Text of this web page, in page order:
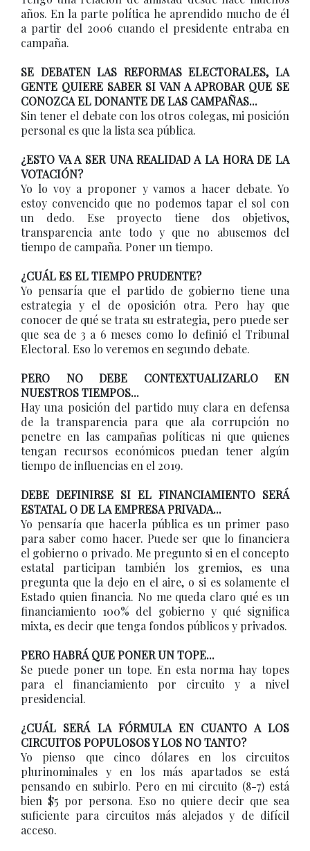
años. En la parte política he aprendido mucho de él
a partir del 2006 cuando el presidente entraba en
campaña.
SE DEBATEN LAS REFORMAS ELECTORALES, LA
GENTE QUIERE SABER SI VAN A APROBAR QUE SE
CONOZCA EL DONANTE DE LAS CAMPAÑAS...
Sin tener el debate con los otros colegas, mi posición
personal es que la lista sea pública.
¿ESTO VA A SER UNA REALIDAD A LA HORA DE LA
VOTACIÓN?
Yo lo voy a proponer y vamos a hacer debate. Yo
estoy convencido que no podemos tapar el sol con
un dedo. Ese proyecto tiene dos objetivos,
transparencia ante todo y que no abusemos del
tiempo de campaña. Poner un tiempo.
¿CUÁL ES EL TIEMPO PRUDENTE?
Yo pensaría que el partido de gobierno tiene una
estrategia y el de oposición otra. Pero hay que
conocer de qué se trata su estrategia, pero puede ser
que sea de 3 a 6 meses como lo definió el Tribunal
Electoral. Eso lo veremos en segundo debate.
PERO NO DEBE CONTEXTUALIZARLO EN
NUESTROS TIEMPOS...
Hay una posición del partido muy clara en defensa
de la transparencia para que ala corrupción no
penetre en las campañas políticas ni que quienes
tengan recursos económicos puedan tener algún
tiempo de influencias en el 2019.
DEBE DEFINIRSE SI EL FINANCIAMIENTO SERÁ
ESTATAL O DE LA EMPRESA PRIVADA...
Yo pensaría que hacerla pública es un primer paso
para saber como hacer. Puede ser que lo financiera
el gobierno o privado. Me pregunto si en el concepto
estatal participan también los gremios, es una
pregunta que la dejo en el aire, o si es solamente el
Estado quien financia. No me queda claro qué es un
financiamiento 100% del gobierno y qué significa
mixta, es decir que tenga fondos públicos y privados.
PERO HABRÁ QUE PONER UN TOPE...
Se puede poner un tope. En esta norma hay topes
para el financiamiento por circuito y a nivel
presidencial.
¿CUÁL SERÁ LA FÓRMULA EN CUANTO A LOS
CIRCUITOS POPULOSOS Y LOS NO TANTO?
Yo pienso que cinco dólares en los circuitos
plurinominales y en los más apartados se está
pensando en subirlo. Pero en mi circuito (8-7) está
bien $5 por persona. Eso no quiere decir que sea
suficiente para circuitos más alejados y de difícil
acceso.